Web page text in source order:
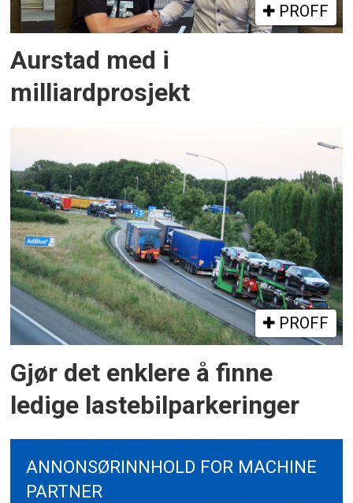
PROFF
Aurstad med i
milliardprosjekt
PROFF
Gjør det enklere å finne
ledige lastebilparkeringer
ANNONSØRINNHOLD FOR MACHINE
PARTNER